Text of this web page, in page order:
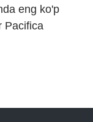
eng ko'p
Pacifica